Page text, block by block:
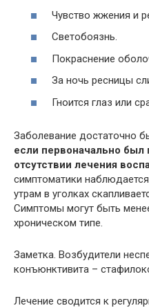
Чувство жжения и
Светобоязнь.
Покраснение
За ночь ресницы
Гноится глаз или
Заболевание достаточно
если первоначально был
отсутствии лечения
симптоматики
утрам в уголках
Симптомы могут быть
хроническом типе.
Заметка. Возбудители
конъюнктивита –
Лечение сводится к